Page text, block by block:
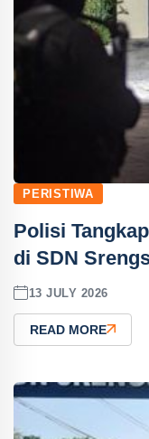
PERISTIWA
Polisi
di SDN
13 JULY 2026
READ MORE